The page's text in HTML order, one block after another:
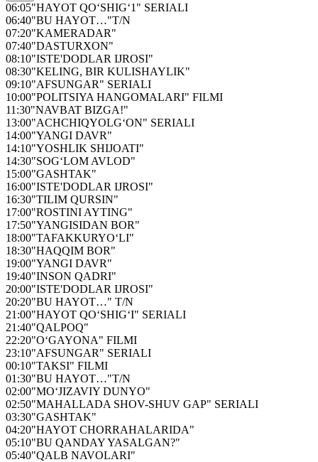
06:05"HAYOT QO‘SHIG‘1" SERIALI
06:40"BU HAYOT…"T/N
07:20"KAMERADAR"
07:40"DASTURXON"
08:10"ISTE'DODLAR IJROSI"
08:30"KELING, BIR KULISHAYLIK"
09:10"AFSUNGAR" SERIALI
10:00"POLITSIYA HANGOMALARI" FILMI
11:30"NAVBAT BIZGA!"
13:00"ACHCHIQYOLG‘ON" SERIALI
14:00"YANGI DAVR"
14:10"YOSHLIK SHIJOATI"
14:30"SOG‘LOM AVLOD"
15:00"GASHTAK"
16:00"ISTE'DODLAR IJROSI"
16:30"TILIM QURSIN"
17:00"ROSTINI AYTING"
17:50"YANGISIDAN BOR"
18:00"TAFAKKURYO‘LI"
18:30"HAQQIM BOR"
19:00"YANGI DAVR"
19:40"INSON QADRI"
20:00"ISTE'DODLAR IJROSI"
20:20"BU HAYOT…" T/N
21:00"HAYOT QO‘SHIG‘I" SERIALI
21:40"QALPOQ"
22:20"O‘GAYONA" FILMI
23:10"AFSUNGAR" SERIALI
00:10"TAKSI" FILMI
01:30"BU HAYOT…"T/N
02:00"MO‘JIZAVIY DUNYO"
02:50"MAHALLADA SHOV-SHUV GAP" SERIALI
03:30"GASHTAK"
04:20"HAYOT CHORRAHALARIDA"
05:10"BU QANDAY YASALGAN?"
05:40"QALB NAVOLARI"